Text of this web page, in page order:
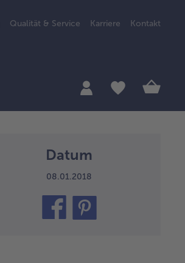
Qualität & Service Karriere Kontakt
Datum
08.01.2018
teilen